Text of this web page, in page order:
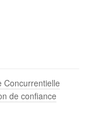
Concurrentielle
de confiance